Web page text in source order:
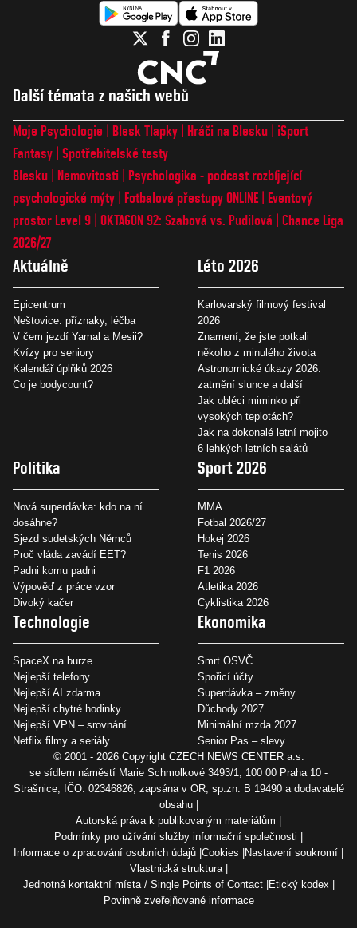
Další témata z našich webů
Moje Psychologie Blesk Tlapky Hráči na Blesku
iSport
Fantasy Spotřebitelské testy
Blesku
Nemovitosti
Psychologika - podcast rozbíjející
psychologické mýty
Fotbalové přestupy ONLINE
Eventový
prostor Level 9 OKTAGON 92: Szabová vs. Pudilová
Chance Liga
2026/27
Aktuálně
Epicentrum
Neštovice: příznaky, léčba
V čem jezdí Yamal a Mesii?
Kvízy pro seniory
Kalendář úplňků 2026
Co je bodycount?
Léto 2026
Karlovarský filmový festival
2026
Znamení, že jste potkali
někoho z minulého života
Astronomické úkazy 2026:
zatmění slunce a další
Jak obléci miminko při
vysokých teplotách?
Jak na dokonalé letní mojito
6 lehkých letních salátů
Politika
Nová superdávka: kdo na ní
dosáhne?
Sjezd sudetských Němců
Proč vláda zavádí EET?
Padni komu padni
Výpověď z práce vzor
Divoký kačer
Sport 2026
MMA
Fotbal 2026/27
Hokej 2026
Tenis 2026
F1 2026
Atletika 2026
Cyklistika 2026
Technologie
SpaceX na burze
Nejlepší telefony
Nejlepší AI zdarma
Nejlepší chytré hodinky
Nejlepší VPN – srovnání
Netflix filmy a seriály
Ekonomika
Smrt OSVČ
Spořicí účty
Superdávka – změny
Důchody 2027
Minimální mzda 2027
Senior Pas – slevy
© 2001 - 2026 Copyright CZECH NEWS CENTER a.s.
se sídlem náměstí Marie Schmolkové 3493/1, 100 00 Praha 10 -
Strašnice, IČO: 02346826, zapsána v OR, sp.zn. B 19490 a dodavatelé
obsahu
Autorská práva k publikovaným materiálům
Podmínky pro užívání služby informační společnosti
Informace o zpracování osobních údajů Cookies Nastavení soukromí
Vlastnická struktura
Jednotná kontaktní místa / Single Points of Contact Etický kodex
Povinně zveřejňované informace